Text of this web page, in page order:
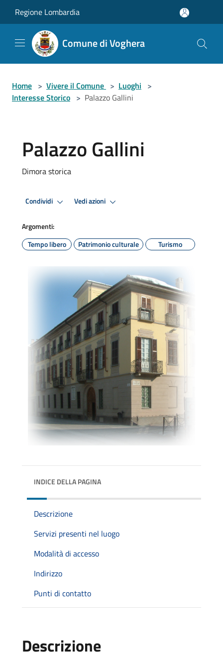
Regione Lombardia
Comune di Voghera
Home > Vivere il Comune > Luoghi >
Interesse Storico > Palazzo Gallini
Palazzo Gallini
Dimora storica
Condividi Vedi azioni
Argomenti:
Tempo libero
Patrimonio culturale Turismo
INDICE DELLA PAGINA
Descrizione
Servizi presenti nel luogo
Modalità di accesso
Indirizzo
Punti di contatto
Descrizione